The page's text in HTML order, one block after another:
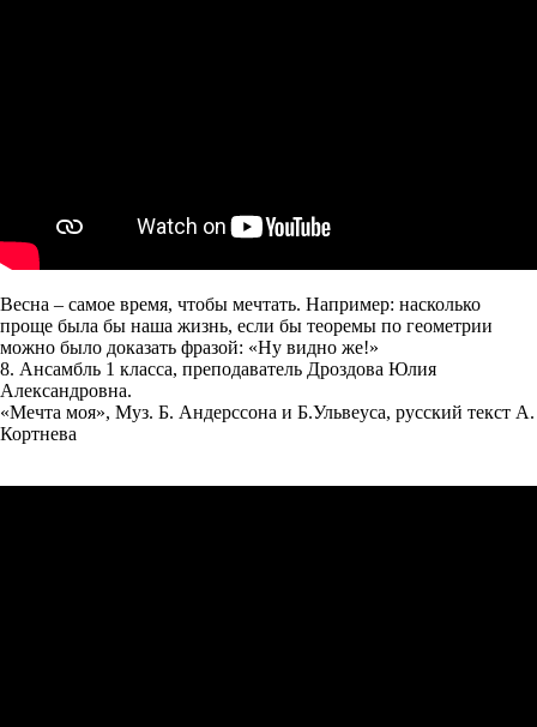
Весна – самое время, чтобы мечтать. Например: насколько
проще была бы наша жизнь, если бы теоремы по геометрии
можно было доказать фразой: «Ну видно же!»
8. Ансамбль 1 класса, преподаватель Дроздова Юлия
Александровна.
«Мечта моя», Муз. Б. Андерссона и Б.Ульвеуса, русский текст А.
Кортнева